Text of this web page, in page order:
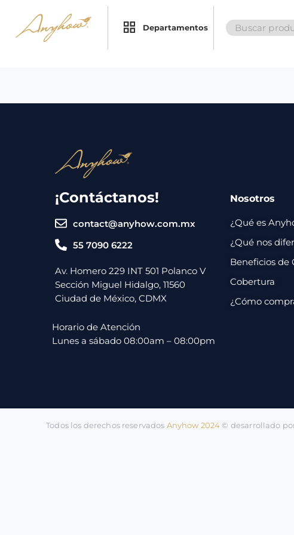
Departamentos
Search
for:
¡Contáctanos!
contact@anyhow.com.mx
55 7090 6222
Av. Homero 229 INT 501 Polanco V
Sección Miguel Hidalgo, 11560
Ciudad de México, CDMX
Nosotros
¿Qué es
¿Qué nos
Beneficios de
Cobertura
¿Cómo
Horario de Atención
Lunes a sábado 08:00am – 08:00pm
Todos los derechos reservados Anyhow 2024©️ desarrollado
Promociones
Servicios
Envíos
Métodos
Contacto
Inicio
Regalos
Contacto